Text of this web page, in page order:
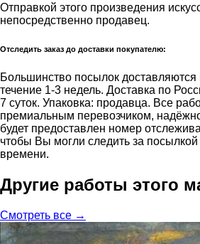
Отправкой этого произведения
непосредственно продавец.
Отследить заказ до доставки покупателю:
Большинство посылок
течение 1-3 недель. Доставка по
7 суток. Упаковка: продавца. Все
премиальным перевозчиком,
будет предоставлен номер
чтобы Вы могли следить за
времени.
Другие работы этого
Смотреть все →